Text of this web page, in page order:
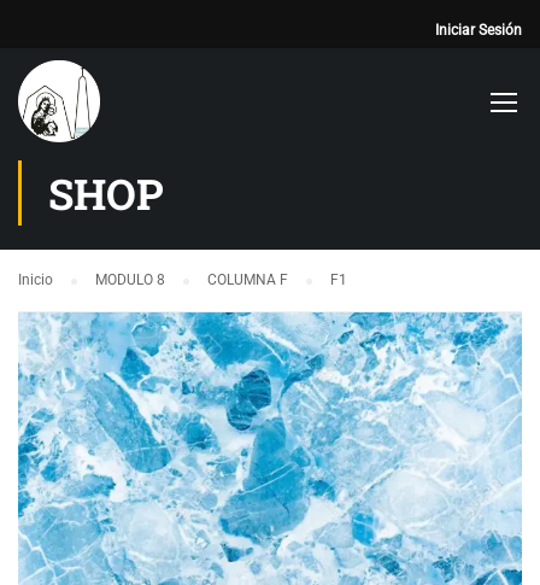
Iniciar Sesión
SHOP
Inicio MODULO 8 COLUMNA F F1